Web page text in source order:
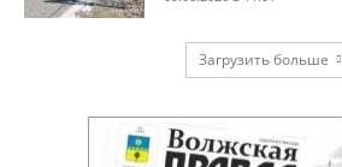
Загрузить больше